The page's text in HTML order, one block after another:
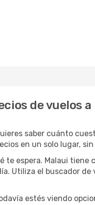
de vuelos a
saber cuánto
en un solo lugar,
te espera. Malaui
Utiliza el buscador
estés viendo